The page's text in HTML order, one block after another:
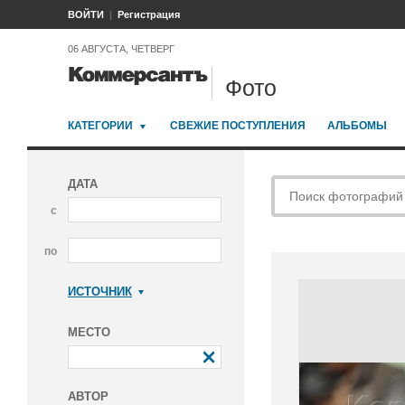
ВОЙТИ Регистрация
06 АВГУСТА, ЧЕТВЕРГ
Фото
КАТЕГОРИИ СВЕЖИЕ ПОСТУПЛЕНИЯ АЛЬБОМЫ
ДАТА
с
по
ИСТОЧНИК
МЕСТО
АВТОР